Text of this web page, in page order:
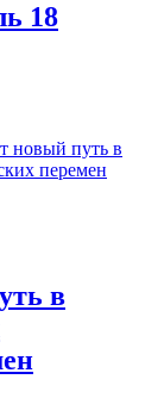
18
в